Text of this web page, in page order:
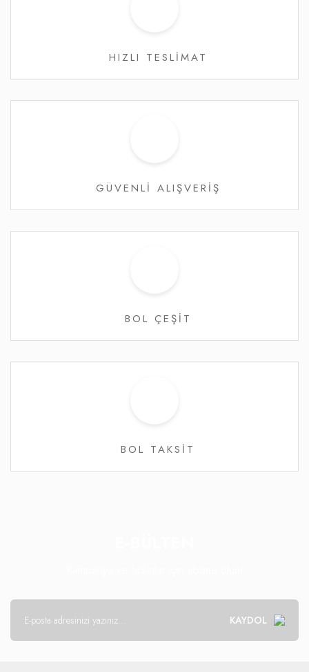
HIZLI TESLİMAT
GÜVENLİ ALIŞVERİŞ
BOL ÇEŞİT
BOL TAKSİT
KAYDOL